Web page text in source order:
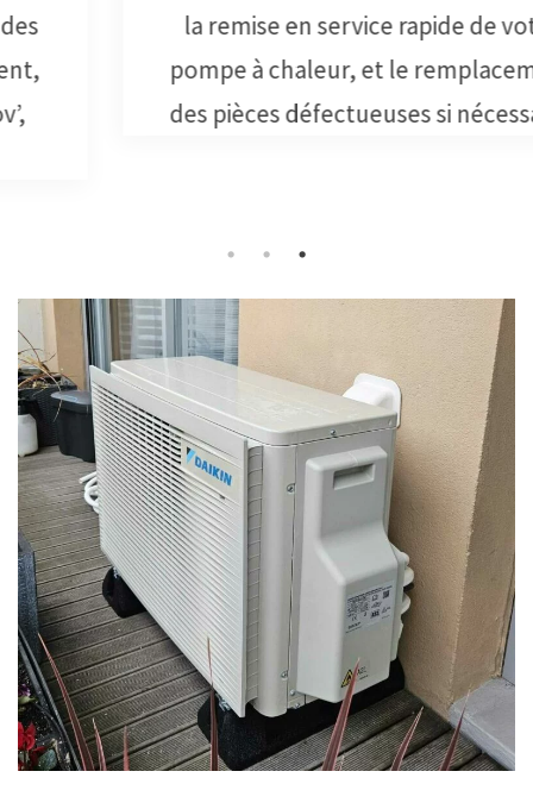
la remise en service rapide de votre
pompe à chaleur, et le remplacement
des pièces défectueuses si nécessaire.